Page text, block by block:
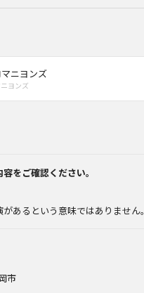
市
ニヨンズ
ヨンズ
をご確認ください。
あるという意味ではありません。